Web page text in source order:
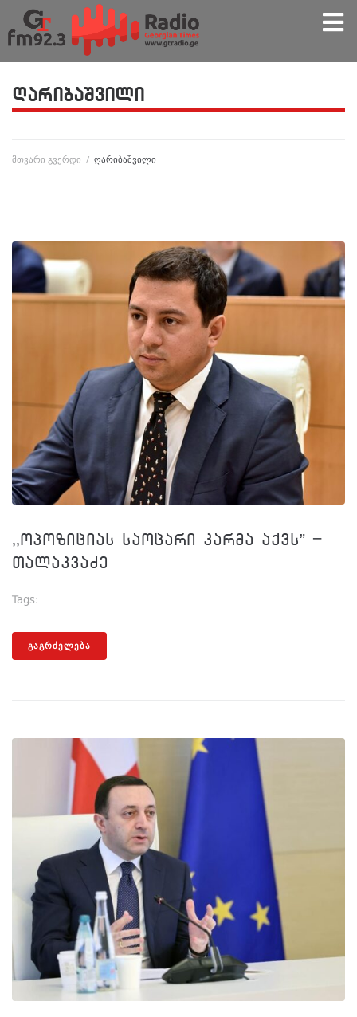
ღარიბაშვილი
მთვარი გვერდი / ღარიბაშვილი
,,ოპოზიციას საოცარი კარმა აქვს” –
თალაკვაძე
Tags:
ᲒᲐᲒᲠᲫᲔᲚᲔᲑᲐ